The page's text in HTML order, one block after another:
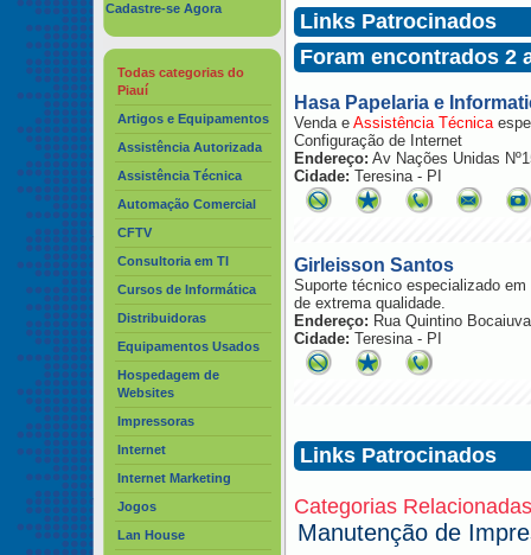
Cadastre-se Agora
Todas categorias do
Piauí
Artigos e Equipamentos
Assistência Autorizada
Assistência Técnica
Automação Comercial
CFTV
Consultoria em TI
Cursos de Informática
Distribuidoras
Equipamentos Usados
Hospedagem de
Websites
Impressoras
Internet
Internet Marketing
Jogos
Lan House
Links Patrocinados
Foram encontrados 2
Hasa Papelaria e
Venda e Assistência Técnica
Configuração de Internet
Endereço: Av Nações Unidas
Cidade: Teresina - PI
Girleisson Santos
Suporte técnico especializado
de extrema qualidade.
Endereço: Rua Quintino
Cidade: Teresina - PI
Links Patrocinados
Categorias
Manutenção de